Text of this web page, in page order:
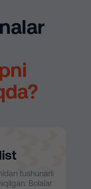
tushunarli
Bolalar